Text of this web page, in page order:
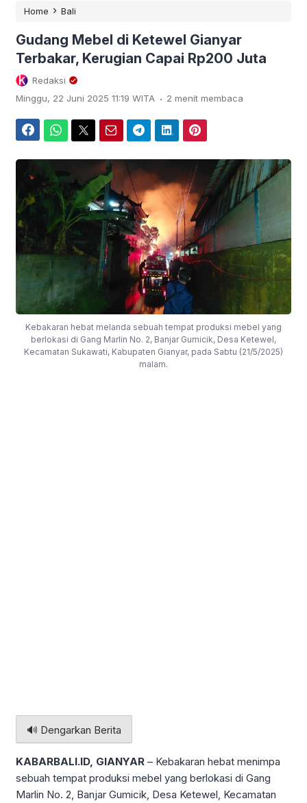
Home › Bali
Gudang Mebel di Ketewel Gianyar
Terbakar, Kerugian Capai Rp200 Juta
Redaksi
Minggu, 22 Juni 2025 11:19 WITA . 2 menit membaca
Kebakaran hebat melanda sebuah tempat produksi mebel yang
berlokasi di Gang Marlin No. 2, Banjar Gumicik, Desa Ketewel,
Kecamatan Sukawati, Kabupaten Gianyar, pada Sabtu (21/5/2025)
malam.
🔊 Dengarkan Berita
KABARBALI.ID, GIANYAR – Kebakaran hebat menimpa
sebuah tempat produksi mebel yang berlokasi di Gang
Marlin No. 2, Banjar Gumicik, Desa Ketewel, Kecamatan